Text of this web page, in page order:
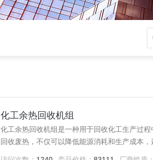
化工余热回收机组
化工余热回收机组是一种用于回收化工生产过
回收废热，不仅可以降低能源消耗和生产成本